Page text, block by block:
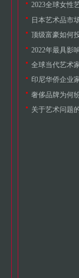
2023全球女性
日本艺术品市
顶级富豪如何
2022年最具影
全球当代艺术
奢侈品牌为何
关于艺术问题